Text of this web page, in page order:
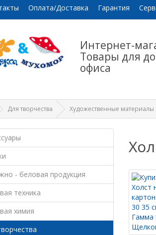
Оплата/Доставка Гарантия
Интернет-
Товары для
офиса
Для творчества Художественные материалы
- беловая продукция
техника
химия